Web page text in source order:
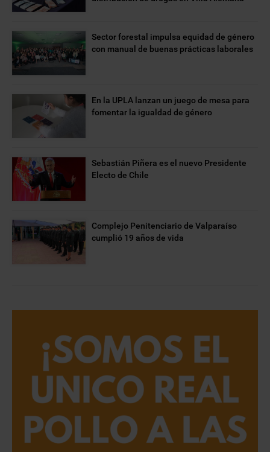
Sector forestal impulsa equidad de género
con manual de buenas prácticas laborales
En la UPLA lanzan un juego de mesa para
fomentar la igualdad de género
Sebastián Piñera es el nuevo Presidente
Electo de Chile
Complejo Penitenciario de Valparaíso
cumplió 19 años de vida